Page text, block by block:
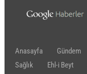
Anasayfa Gündem
Sağlık
Ehl-i Beyt